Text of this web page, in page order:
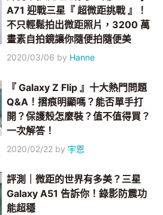
A71 迎戰三星『 超微距挑戰 』！
不只輕鬆拍出微距照片，3200 萬
畫素自拍鏡讓你隨便拍隨便美
2020/03/06 by Hanne
『 Galaxy Z Flip 』十大熱門問題
Q&A！摺痕明顯嗎？能否單手打
開？保護殼怎麼裝？值不值得買？
一次解答！
2020/02/22 by 宇恩
評測｜微距的世界有多美？三星
Galaxy A51 告訴你！錄影防震功
能超穩